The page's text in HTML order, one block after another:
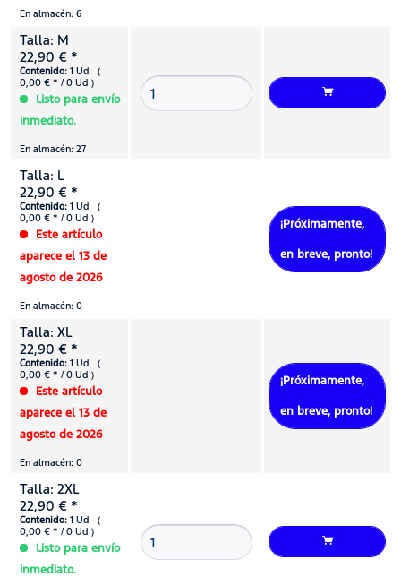
En almacén: 6
Talla: M
22,90 € *
Contenido: 1 Ud (
0,00 € * / 0 Ud )
Listo para envío
inmediato.
En almacén: 27
Talla: L
22,90 € *
Contenido: 1 Ud (
0,00 € * / 0 Ud )
Este artículo
aparece el 13 de
agosto de 2026
En almacén: 0
¡Próximamente,
en breve, pronto!
Talla: XL
22,90 € *
Contenido: 1 Ud (
0,00 € * / 0 Ud )
Este artículo
aparece el 13 de
agosto de 2026
En almacén: 0
¡Próximamente,
en breve, pronto!
Talla: 2XL
22,90 € *
Contenido: 1 Ud (
0,00 € * / 0 Ud )
Listo para envío
inmediato.